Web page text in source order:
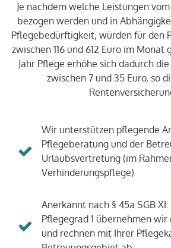
Je nachdem welche Leistungen
bezogen werden und in
Pflegebedürftigkeit, würden für den
zwischen 116 und 612 Euro im
Jahr Pflege erhöhe sich dadurch
zwischen 7 und 35 Euro, so
Wir unterstützen pflegende
Pflegeberatung und der
Urlaubsvertretung (im
Verhinderungspflege)
Anerkannt nach § 45a SGB
Pflegegrad 1 übernehmen
und rechnen mit Ihrer